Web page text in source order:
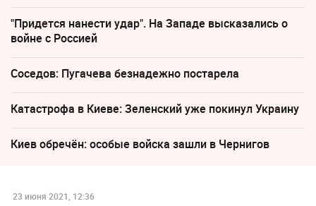
"Придется нанести удар". На Западе высказались о
войне с Россией
Соседов: Пугачева безнадежно постарела
Катастрофа в Киеве: Зеленский уже покинул Украину
Киев обречён: особые войска зашли в Чернигов
23 июня 2021, 12:36